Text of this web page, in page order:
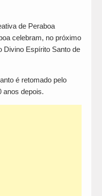
de Peraboa
celebram, no próximo
Divino Espírito Santo de
é retomado pelo
anos depois.